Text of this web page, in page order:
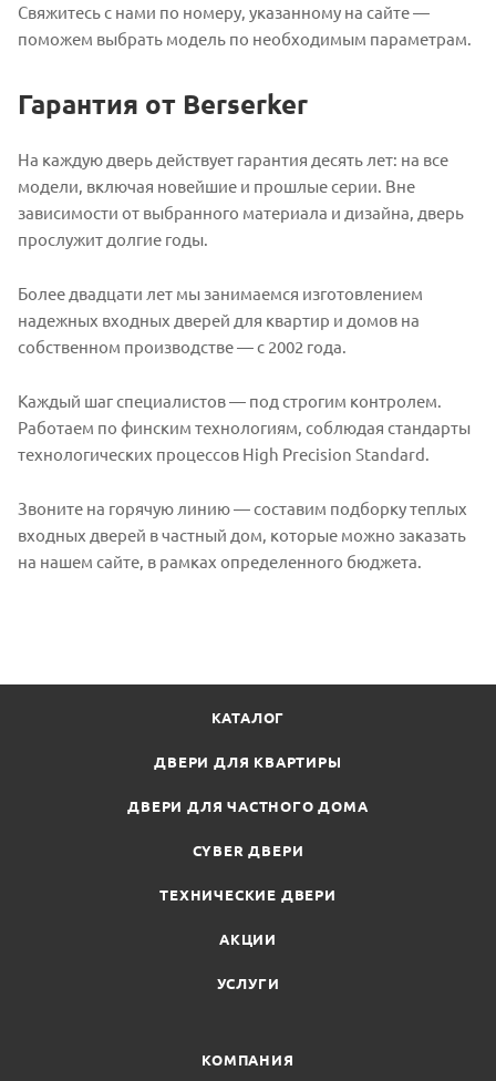
Свяжитесь с нами по номеру, указанному на сайте —
поможем выбрать модель по необходимым параметрам.
Гарантия от Berserker
На каждую дверь действует гарантия десять лет: на все
модели, включая новейшие и прошлые серии. Вне
зависимости от выбранного материала и дизайна, дверь
прослужит долгие годы.
Более двадцати лет мы занимаемся изготовлением
надежных входных дверей для квартир и домов на
собственном производстве — с 2002 года.
Каждый шаг специалистов — под строгим контролем.
Работаем по финским технологиям, соблюдая стандарты
технологических процессов High Precision Standard.
Звоните на горячую линию — составим подборку теплых
входных дверей в частный дом, которые можно заказать
на нашем сайте, в рамках определенного бюджета.
КАТАЛОГ
ДВЕРИ ДЛЯ КВАРТИРЫ
ДВЕРИ ДЛЯ ЧАСТНОГО ДОМА
CYBER ДВЕРИ
ТЕХНИЧЕСКИЕ ДВЕРИ
АКЦИИ
УСЛУГИ
КОМПАНИЯ